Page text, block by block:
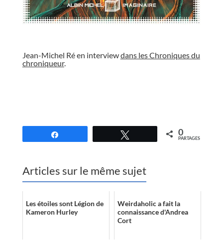
Jean-Michel Ré en interviewdans les Chroniques du
chroniqueur.
0
PARTAGES
Articles sur le même sujet
Les étoiles sont Légion de
Kameron Hurley
Weirdaholic a fait la
connaissance d'Andrea
Cort